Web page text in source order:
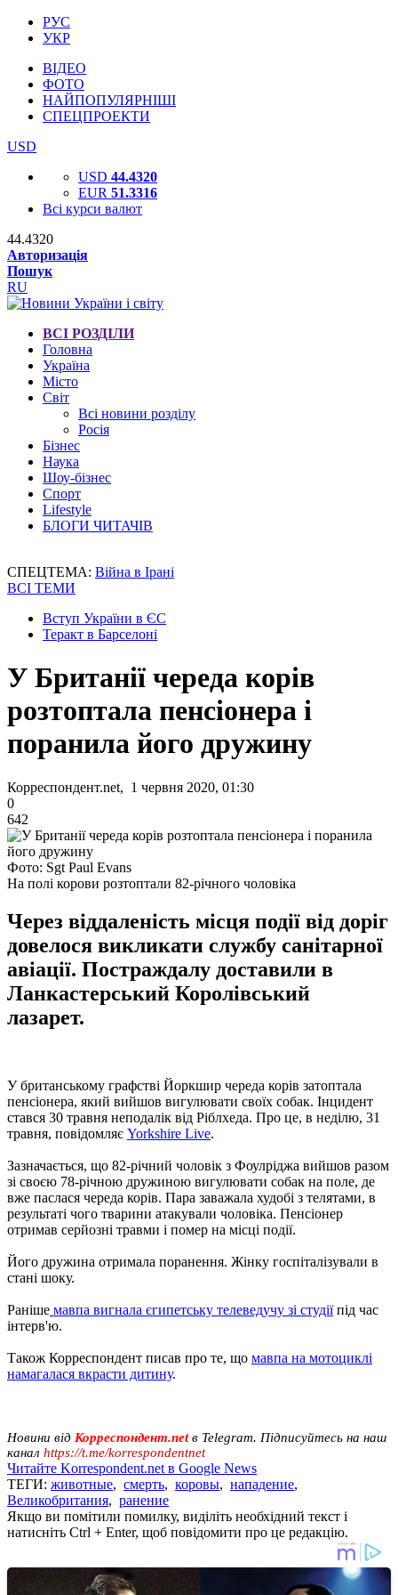
РУС
УКР
ВІДЕО
ФОТО
НАЙПОПУЛЯРНІШІ
СПЕЦПРОЕКТИ
USD
USD 44.4320
EUR 51.3316
Всі курси валют
44.4320
Авторизація
Пошук
RU
ВСІ РОЗДІЛИ
Головна
Україна
Місто
Світ
Всі новини розділу
Росія
Бізнес
Наука
Шоу-бізнес
Спорт
Lifestyle
БЛОГИ ЧИТАЧІВ
СПЕЦТЕМА: Війна в Ірані
ВСІ ТЕМИ
Вступ України в ЄС
Теракт в Барселоні
У Британії череда корів
розтоптала пенсіонера і
поранила його дружину
Корреспондент.net, 1 червня 2020, 01:30
0
642
Фото: Sgt Paul Evans
На полі корови розтоптали 82-річного чоловіка
Через віддаленість місця події від доріг
довелося викликати службу санітарної
авіації. Постраждалу доставили в
Ланкастерський Королівський
лазарет.
У британському графстві Йоркшир череда корів затоптала
пенсіонера, який вийшов вигулювати своїх собак. Інцидент
стався 30 травня неподалік від Ріблхеда. Про це, в неділю, 31
травня, повідомляє Yorkshire Live.
Зазначається, що 82-річний чоловік з Фоулріджа вийшов разом
зі своєю 78-річною дружиною вигулювати собак на поле, де
вже паслася череда корів. Пара заважала худобі з телятами, в
результаті чого тварини атакували чоловіка. Пенсіонер
отримав серйозні травми і помер на місці події.
Його дружина отримала поранення. Жінку госпіталізували в
стані шоку.
Раніше мавпа вигнала єгипетську телеведучу зі студіїпід час
інтерв'ю.
Також Корреспондент писав про те, що мавпа на мотоциклі
намагалася вкрасти дитину.
Новини від Корреспондент.netв Telegram. Підписуйтесь на наш
канал https://t.me/korrespondentnet
Читайте Korrespondent.net в Google News
ТЕГИ: животные, смерть, коровы, нападение,
Великобритания, ранение
Якщо ви помітили помилку, виділіть необхідний текст і
натисніть Ctrl + Enter, щоб повідомити про це редакцію.